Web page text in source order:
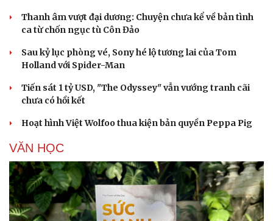
Thanh âm vượt đại dương: Chuyện chưa kể về bản tình
ca từ chốn ngục tù Côn Đảo
Sau kỷ lục phòng vé, Sony hé lộ tương lai của Tom
Holland với Spider-Man
Tiến sát 1 tỷ USD, "The Odyssey" vẫn vướng tranh cãi
chưa có hồi kết
Hoạt hình Việt Wolfoo thua kiện bản quyền Peppa Pig
VĂN HỌC